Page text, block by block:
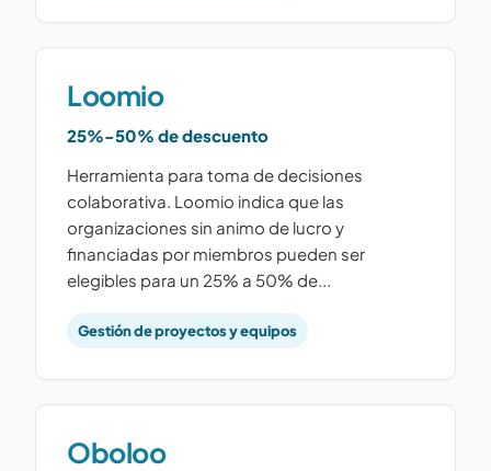
Loomio
25%-50% de descuento
Herramienta para toma de decisiones
colaborativa. Loomio indica que las
organizaciones sin animo de lucro y
financiadas por miembros pueden ser
elegibles para un 25% a 50% de...
Gestión de proyectos y equipos
Oboloo